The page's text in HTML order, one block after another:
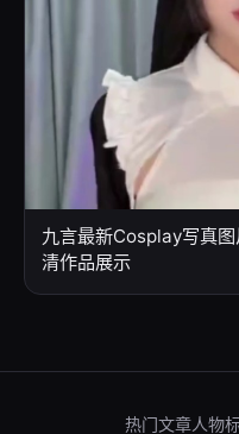
九言最新Cosplay写真
清作品展示
热门文章人物